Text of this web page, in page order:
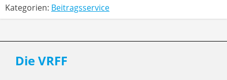
Kategorien: Beitragsservice
Die VRFF